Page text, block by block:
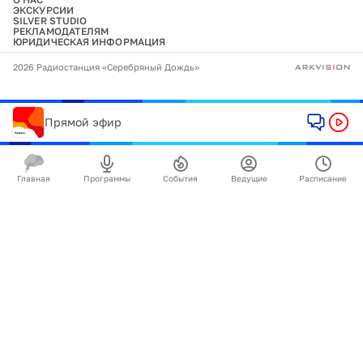
ЭКСКУРСИИ
SILVER STUDIO
РЕКЛАМОДАТЕЛЯМ
ЮРИДИЧЕСКАЯ ИНФОРМАЦИЯ
2026 Радиостанция «Серебряный Дождь»
Прямой эфир
Главная Программы События Ведущие Расписание